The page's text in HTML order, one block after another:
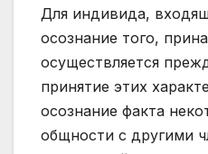
Для индивида,
осознание того,
осуществляется
принятие этих
осознание факта
общности с другими